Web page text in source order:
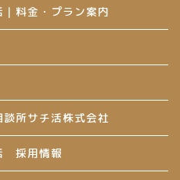
料金・プラン案内
所サチ活株式会社
採用情報